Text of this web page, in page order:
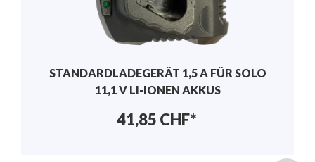
STANDARDLADEGERÄT 1,5 A FÜR SOLO
11,1 V LI-IONEN AKKUS
41,85 CHF*